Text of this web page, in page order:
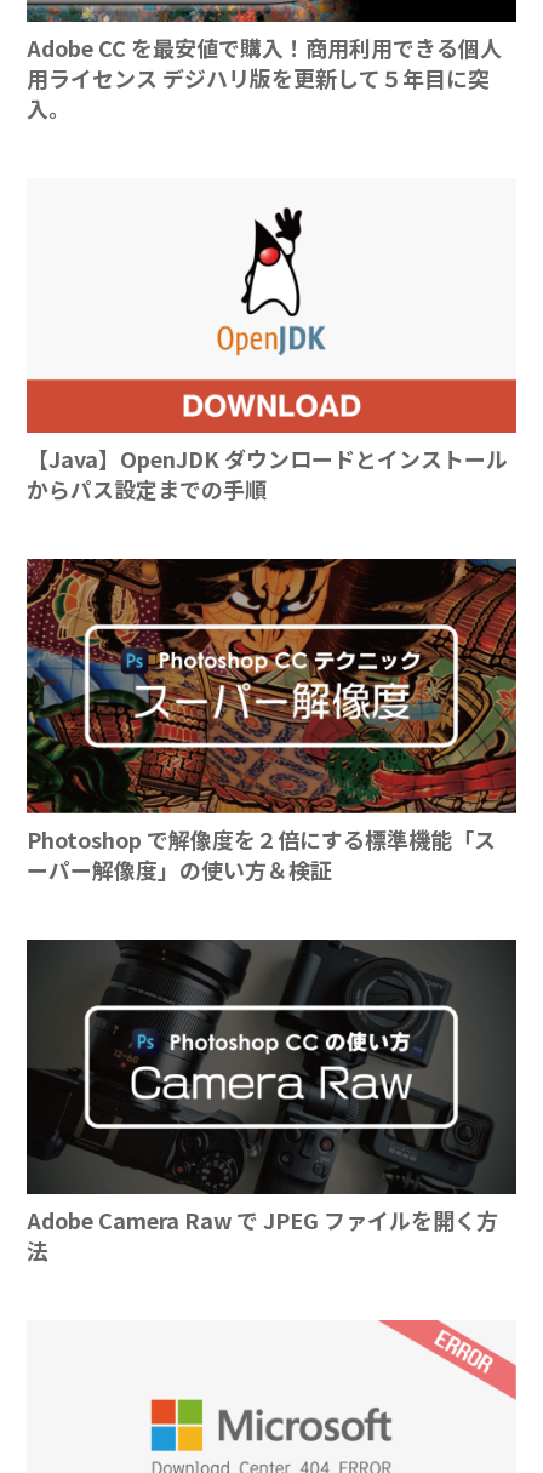
Adobe CC を最安値で購入！商用利用できる個人
用ライセンス デジハリ版を更新して５年目に突
入。
【Java】OpenJDK ダウンロードとインストール
からパス設定までの手順
Photoshop で解像度を２倍にする標準機能「ス
ーパー解像度」の使い方＆検証
Adobe Camera Raw で JPEG ファイルを開く方
法